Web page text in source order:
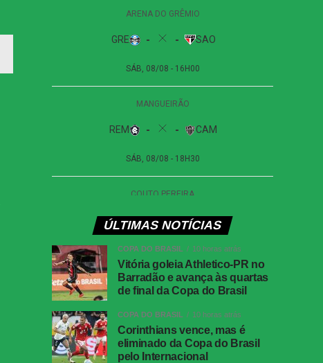
ÚLTIMAS NOTÍCIAS
COPA DO BRASIL 10 horas atrás
Vitória goleia Athletico-PR no
Barradão e avança às quartas
de final da Copa do Brasil
COPA DO BRASIL 10 horas atrás
Corinthians vence, mas é
eliminado da Copa do Brasil
pelo Internacional